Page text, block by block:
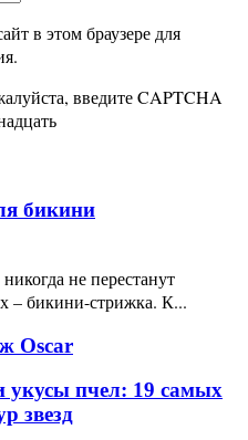
в этом браузере для
введите CAPTCHA
бикини
не перестанут
– бикини-стрижка. К...
Oscar
укусы пчел: 19 самых
звезд